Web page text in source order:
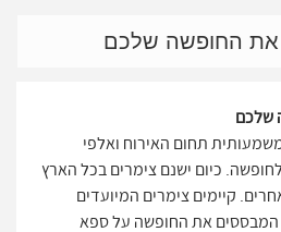
את החופשה שלכם
שלכם
תחום האירוח ואלפי
כיום ישנם צימרים בכל הארץ
קיימים צימרים המיועדים
המבססים את החופשה על ספא